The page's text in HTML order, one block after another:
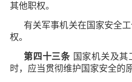
其他职权。
有关军事机关在国家安全
权。
第四十三条 国家机关及
时，应当贯彻维护国家安全的